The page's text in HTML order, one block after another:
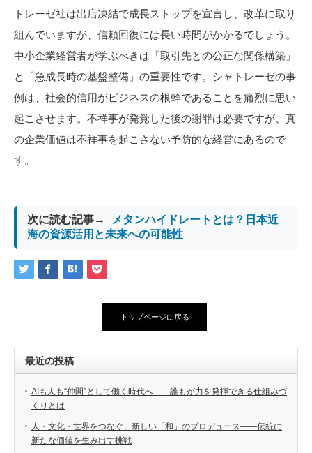
トレーゼ社は出店凍結で成長ストップを宣言し、改革に取り
組んでいますが、信頼回復には長い時間がかかるでしょう。
中小企業経営者が学ぶべきは「取引先との公正な関係構築」
と「急成長時の基盤整備」の重要性です。シャトレーゼの事
例は、社会的信用がビジネスの根幹であることを痛烈に思い
起こさせます。不祥事が発覚した後の謝罪は必要ですが、真
の企業価値は不祥事を起こさない予防的な経営にあるので
す。
次に読む記事→
メタンハイドレートとは？日本近
海の資源活用と未来への可能性
トップページに戻る
最近の投稿
AIも人も“仲間”として働く時代へ――誰もが力を発揮できる仕組みづ
くりとは
人・文化・世界をつなぐ、新しい「和」のプロデュース――伝統に
新たな価値を生み出す挑戦